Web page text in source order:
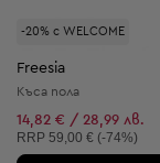
-20% с WELCOME
Freesia
Къса пола
14,82 € / 28,99 лв.
Препоръчителна цена:
RRP 59,00 € (-74%)